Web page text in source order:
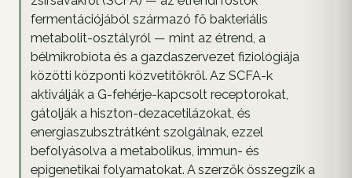
fermentációjából származó fő bakteriális
metabolit-osztályról — mint az étrend, a
bélmikrobiota és a gazdaszervezet fiziológiája
közötti központi közvetítőkről. Az SCFA-k
aktiválják a G-fehérje-kapcsolt receptorokat,
gátolják a hiszton-dezacetilázokat, és
energiaszubsztrátként szolgálnak, ezzel
befolyásolva a metabolikus, immun- és
epigenetikai folyamatokat. A szerzők összegzik a